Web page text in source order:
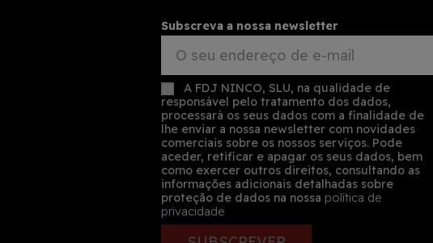
Subscreva a nossa newsletter
A FDJ NINCO, SLU, na qualidade de
responsável pelo tratamento dos dados,
processará os seus dados com a finalidade de
lhe enviar a nossa newsletter com novidades
comerciais sobre os nossos serviços. Pode
aceder, retificar e apagar os seus dados, bem
como exercer outros direitos, consultando as
informações adicionais detalhadas sobre
proteção de dados na nossa política de
privacidade